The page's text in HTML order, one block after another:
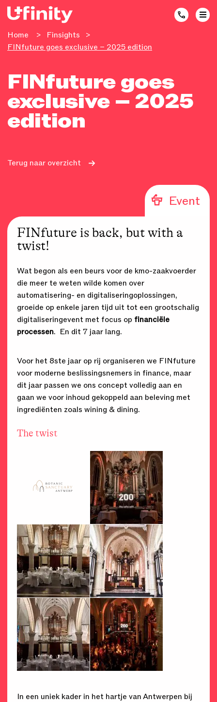
Home > Finsights
>
FINfuture goes exclusive – 2025 edition
FINfuture goes
exclusive – 2025
edition
Terug naar overzicht
Event
FINfuture is back, but with a
twist!
Wat begon als een beurs voor de kmo-zaakvoerder
die meer te weten wilde komen over
automatisering- en digitaliseringoplossingen,
groeide op enkele jaren tijd uit tot een grootschalig
digitaliseringevent met focus op financiële
processen. En dit 7 jaar lang.
Voor het 8ste jaar op rij organiseren we FINfuture
voor moderne beslissingsnemers in finance, maar
dit jaar passen we ons concept volledig aan en
gaan we voor inhoud gekoppeld aan beleving met
ingrediënten zoals wining & dining.
The twist
In een uniek kader in het hartje van Antwerpen bij